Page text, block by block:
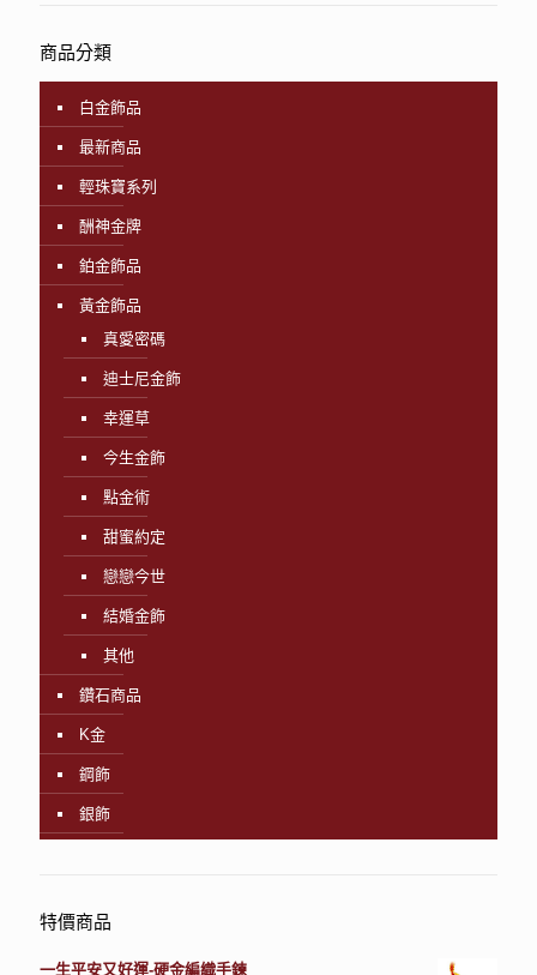
商品分類
白金飾品
最新商品
輕珠寶系列
酬神金牌
鉑金飾品
黃金飾品
真愛密碼
迪士尼金飾
幸運草
今生金飾
點金術
甜蜜約定
戀戀今世
結婚金飾
其他
鑽石商品
K金
鋼飾
銀飾
特價商品
一生平安又好運-硬金編織手鍊